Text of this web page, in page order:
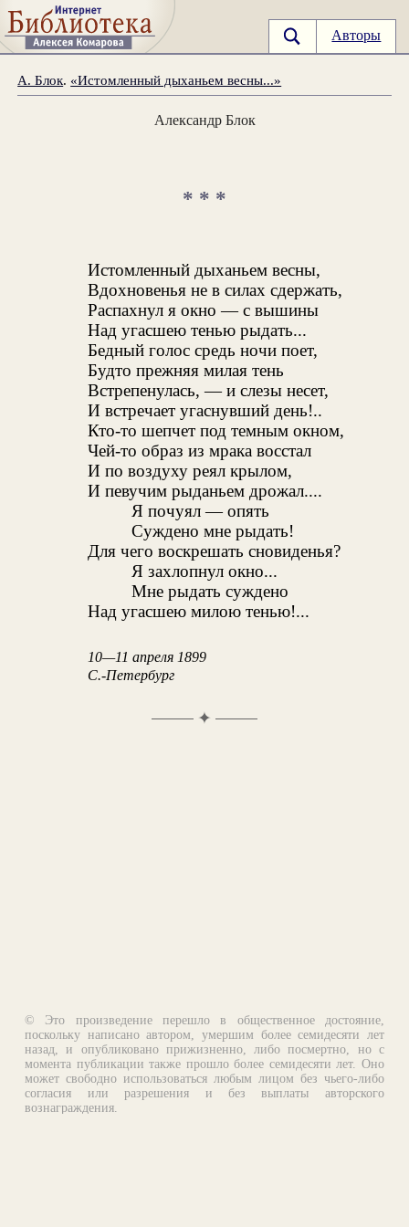
Авторы
А. Блок. «Истомленный дыханьем весны...»
Александр Блок
* * *
Истомленный дыханьем весны,
Вдохновенья не в силах сдержать,
Распахнул я окно — с вышины
Над угасшею тенью рыдать...
Бедный голос средь ночи поет,
Будто прежняя милая тень
Встрепенулась, — и слезы несет,
И встречает угаснувший день!..
Кто-то шепчет под темным окном,
Чей-то образ из мрака восстал
И по воздуху реял крылом,
И певучим рыданьем дрожал....
Я почуял — опять
Суждено мне рыдать!
Для чего воскрешать сновиденья?
Я захлопнул окно...
Мне рыдать суждено
Над угасшею милою тенью!...
10—11 апреля 1899
С.-Петербург
✦
© Это произведение перешло в общественное достояние,
поскольку написано автором, умершим более семидесяти лет
назад, и опубликовано прижизненно, либо посмертно, но с
момента публикации также прошло более семидесяти лет. Оно
может свободно использоваться любым лицом без чьего-либо
согласия или разрешения и без выплаты авторского
вознаграждения.